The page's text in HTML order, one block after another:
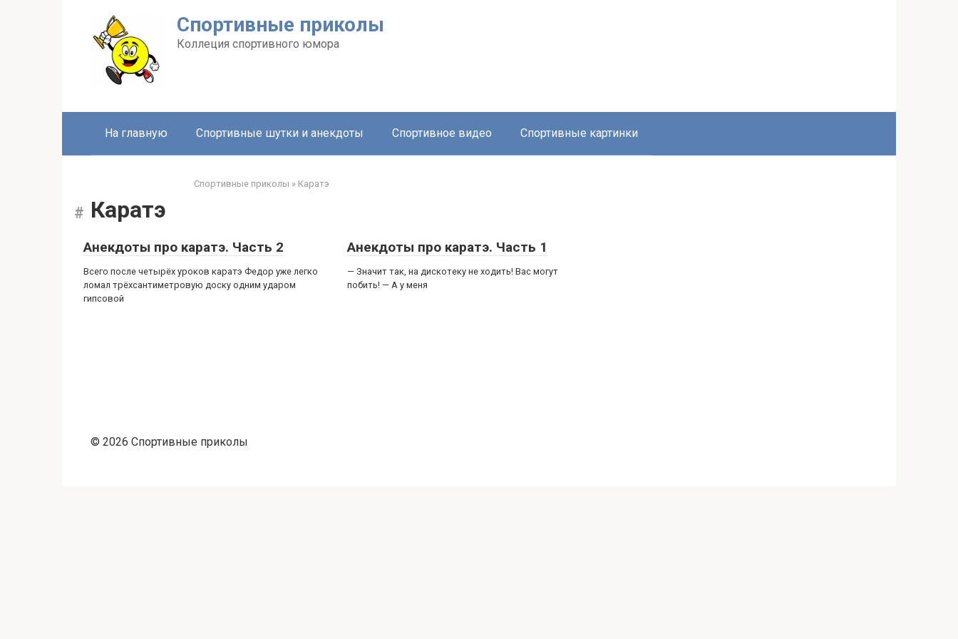
Спортивные приколы
Коллеция спортивного юмора
На главную Спортивные шутки и анекдоты Спортивное видео Спортивные картинки
Спортивные приколы » Каратэ
Каратэ
Анекдоты про каратэ. Часть 2
Всего после четырёх уроков каратэ Федор уже легко
ломал трёхсантиметровую доску одним ударом
гипсовой
Анекдоты про каратэ. Часть 1
— Значит так, на дискотеку не ходить! Вас могут
побить! — А у меня
© 2026 Спортивные приколы